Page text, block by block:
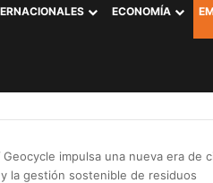
ECONOMÍA
Geocycle impulsa una nueva era de
la gestión sostenible de residuos